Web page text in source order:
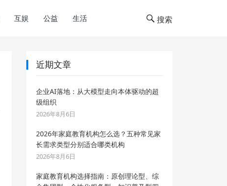
互娱 公益 生活 搜索
近期文章
企业AI落地：从大模型走向本体驱动的超
级组织
2026年8月6日
2026年家庭教育机构怎么选？五种常见家
长需求类型分别适合哪类机构
2026年8月6日
家庭教育机构选择指南：原创理论型、综